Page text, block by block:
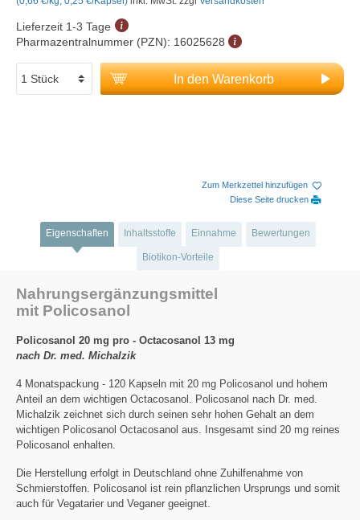
Lieferzeit 1-3 Tage
Pharmazentralnummer (PZN): 16025628
In den Warenkorb
Zum Merkzettel hinzufügen
Diese Seite drucken
Eigenschaften Inhaltsstoffe Einnahme Bewertungen
Biotikon-Vorteile
Nahrungsergänzungsmittel
mit Policosanol
Policosanol 20 mg pro - Octacosanol 13 mg
nach Dr. med. Michalzik
4 Monatspackung - 120 Kapseln mit 20 mg Policosanol und hohem
Anteil an dem wichtigen Octacosanol. Policosanol nach Dr. med.
Michalzik zeichnet sich durch seinen sehr hohen Gehalt an dem
wichtigen Policosanol Octacosanol aus. Insgesamt sind 20 mg reines
Policosanol enhalten.
Die Herstellung erfolgt in Deutschland ohne Zuhilfenahme von
Schmierstoffen. Policosanol ist rein pflanzlichen Ursprungs und somit
auch für Vegatarier und Veganer geeignet.